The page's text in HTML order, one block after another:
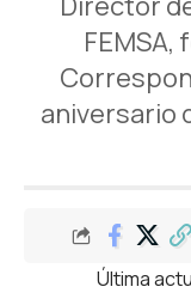
aniversario
Última